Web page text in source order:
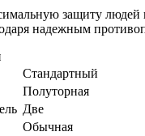
защиту людей
надежным
Стандартный
Полуторная
Две
Обычная